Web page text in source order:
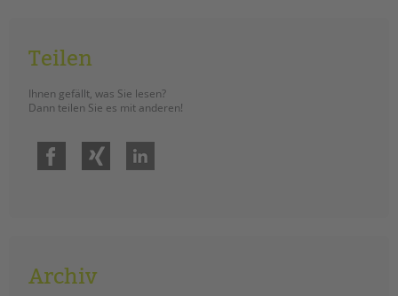
Teilen
Ihnen gefällt, was Sie lesen?
Dann teilen Sie es mit anderen!
Facebook Xing
Archiv